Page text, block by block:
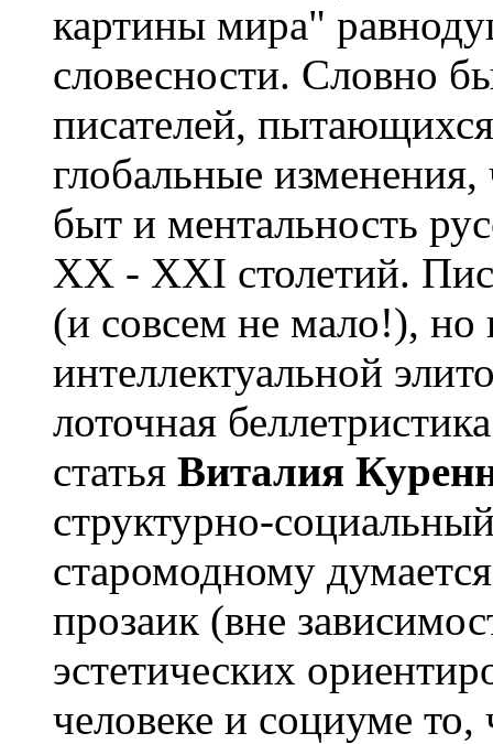
картины мира"
словесности. Словно
писателей,
глобальные
быт и ментальность
XX - XXI столетий.
(и совсем не мало!), но
интеллектуальной
лоточная
статья Виталия
структурно-
старомодному
прозаик (вне
эстетических
человеке и социуме то,